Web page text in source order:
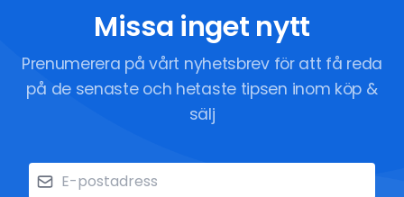
Missa inget nytt
Prenumerera på vårt nyhetsbrev för att få reda
på de senaste och hetaste tipsen inom köp &
sälj